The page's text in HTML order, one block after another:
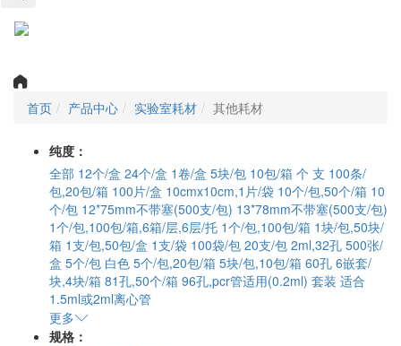
首页 产品中心 实验室耗材 其他耗材
纯度：
全部 12个/盒 24个/盒 1卷/盒 5块/包 10包/箱 个 支 100条/
包,20包/箱 100片/盒 10cmx10cm,1片/袋 10个/包,50个/箱 10
个/包 12*75mm不带塞(500支/包) 13*78mm不带塞(500支/包)
1个/包,100包/箱,6箱/层,6层/托 1个/包,100包/箱 1块/包,50块/
箱 1支/包,50包/盒 1支/袋 100袋/包 20支/包 2ml,32孔 500张/
盒 5个/包 白色 5个/包,20包/箱 5块/包,10包/箱 60孔 6嵌套/
块,4块/箱 81孔,50个/箱 96孔,pcr管适用(0.2ml) 套装 适合
1.5ml或2ml离心管
更多
规格：